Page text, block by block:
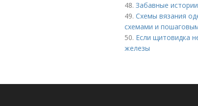
48. Забавные
49. Схемы вязания
схемами и
50. Если щитовидка
железы